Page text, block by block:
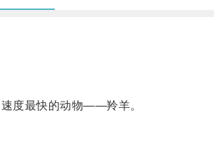
度最快的动物——羚羊。